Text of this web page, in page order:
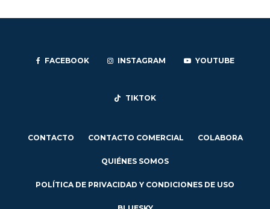
FACEBOOK INSTAGRAM YOUTUBE
TIKTOK
CONTACTO CONTACTO COMERCIAL COLABORA
QUIÉNES SOMOS
POLÍTICA DE PRIVACIDAD Y CONDICIONES DE USO